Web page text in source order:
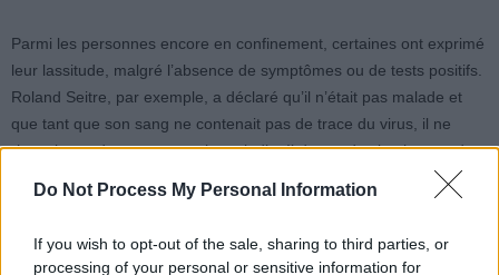
Do Not Process My Personal Information
If you wish to opt-out of the sale, sharing to third parties, or
processing of your personal or sensitive information for
Parmi les personnes encore en confinement, certaines ont exprimé
leur lassitude, malgré l’absence de symptômes ou de tests positifs.
Roland Seitre, par exemple, a déclaré qu’il n’était pas malade et
que tant que son sang ne contenait pas de trace du virus, il ne
risquait pas de transmettre la maladie. Il demande simplement des
respecter la période de confinement.